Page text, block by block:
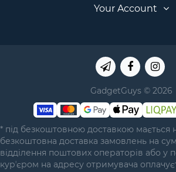
Your Account
GadgetGuys © 2026
* під безкоштовною доставкою мається
безкоштовна доставка замовлень на
відділення поштових операторів або у
курʼєром на адресу отримувача